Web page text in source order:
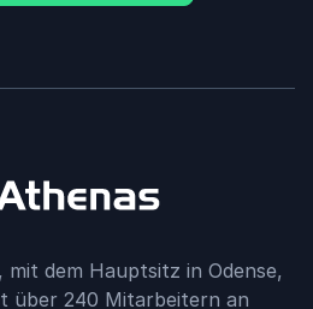
dem Hauptsitz in Odense,
über 240 Mitarbeitern an